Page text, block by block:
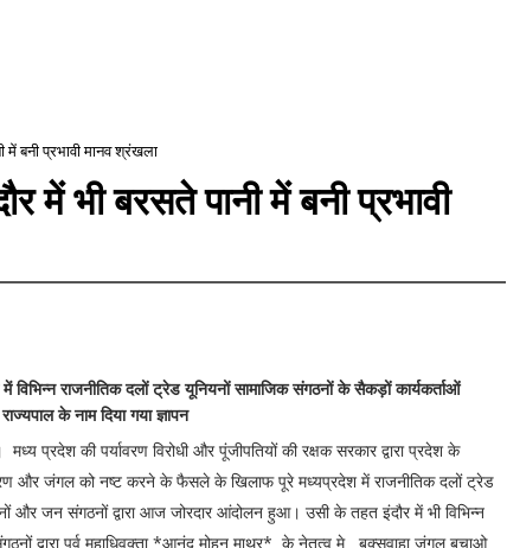
बनी प्रभावी मानव श्रंखला
में भी बरसते पानी में बनी प्रभावी
राजनीतिक दलों ट्रेड यूनियनों सामाजिक संगठनों के सैकड़ों कार्यकर्ताओं
के नाम दिया गया ज्ञापन
मध्य प्रदेश की पर्यावरण विरोधी और पूंजीपतियों की रक्षक सरकार द्वारा प्रदेश के
और जंगल को नष्ट करने के फैसले के खिलाफ पूरे मध्यप्रदेश में राजनीतिक दलों ट्रेड
और जन संगठनों द्वारा आज जोरदार आंदोलन हुआ। उसी के तहत इंदौर में भी विभिन्न
द्वारा पूर्व महाधिवक्ता *आनंद मोहन माथुर* के नेतृत्व मे बक्सवाहा जंगल बचाओ